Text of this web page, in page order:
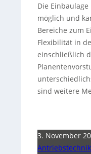
Die
möglich und
Bereiche zum
Flexibilität in
einschließlich
sind weitere
3. November
Antriebstechnik